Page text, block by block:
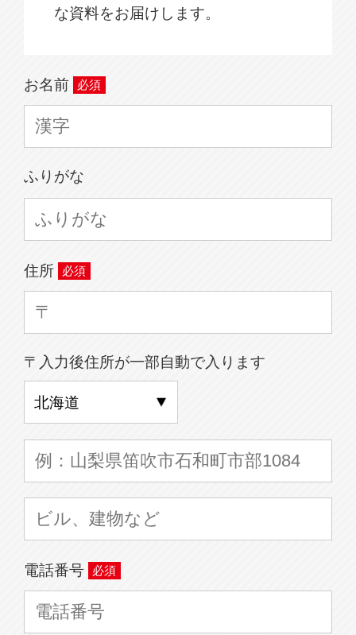
な資料をお届けします。
お名前
ふりがな
住所
〒入力後住所が一部自動で入ります
電話番号